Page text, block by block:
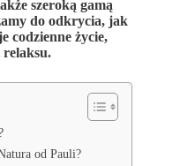
szeroką gamą
do odkrycia, jak
codzienne życie,
relaksu.
od Pauli?